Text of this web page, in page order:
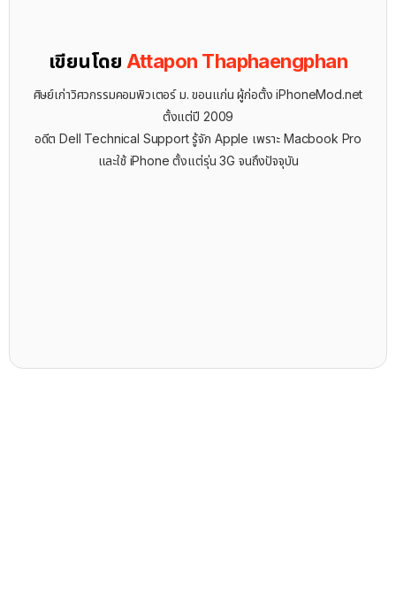
เขียนโดย Attapon Thaphaengphan
ศิษย์เก่าวิศวกรรมคอมพิวเตอร์ ม. ขอนแก่น ผู้ก่อตั้ง iPhoneMod.net
ตั้งแต่ปี 2009
อดีต Dell Technical Support รู้จัก ​Apple เพราะ Macbook Pro
และใช้ iPhone ตั้งแต่รุ่น 3G จนถึงปัจจุบัน